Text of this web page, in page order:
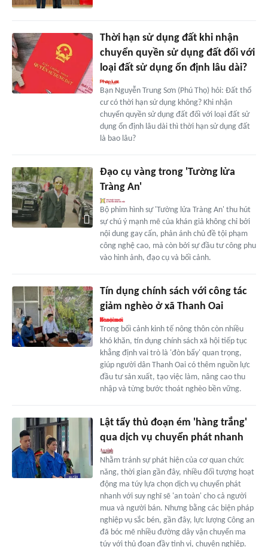
Thời hạn sử dụng đất khi nhận
chuyển quyền sử dụng đất đối với
loại đất sử dụng ổn định lâu dài?
Bạn Nguyễn Trung Sơn (Phú Thọ) hỏi: Đất thổ
cư có thời hạn sử dụng không? Khi nhận
chuyển quyền sử dụng đất đối với loại đất sử
dụng ổn định lâu dài thì thời hạn sử dụng đất
là bao lâu?
Đạo cụ vàng trong 'Tường lửa
Tràng An'
Bộ phim hình sự 'Tường lửa Tràng An' thu hút
sự chú ý mạnh mẽ của khán giả không chỉ bởi
nội dung gay cấn, phản ánh chủ đề tội phạm
công nghệ cao, mà còn bởi sự đầu tư công phu
vào hình ảnh, đạo cụ và bối cảnh.
Tín dụng chính sách với công tác
giảm nghèo ở xã Thanh Oai
Trong bối cảnh kinh tế nông thôn còn nhiều
khó khăn, tín dụng chính sách xã hội tiếp tục
khẳng định vai trò là 'đòn bẩy' quan trọng,
giúp người dân Thanh Oai có thêm nguồn lực
đầu tư sản xuất, tạo việc làm, nâng cao thu
nhập và từng bước thoát nghèo bền vững.
Lật tẩy thủ đoạn ém 'hàng trắng'
qua dịch vụ chuyển phát nhanh
Nhằm tránh sự phát hiện của cơ quan chức
năng, thời gian gần đây, nhiều đối tượng hoạt
động ma túy lựa chọn dịch vụ chuyển phát
nhanh với suy nghĩ sẽ 'an toàn' cho cả người
mua và người bán. Nhưng bằng các biện pháp
nghiệp vụ sắc bén, gần đây, lực lượng Công an
đã bóc mẽ nhiều đường dây vận chuyển ma
túy với thủ đoạn đầy tinh vi, chuyên nghiệp.